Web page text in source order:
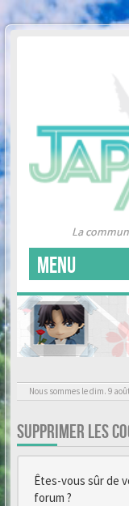
La
MENU
Nous sommes le dim. 9
SUPPRIMER LES
Êtes-vous sûr de
forum ?